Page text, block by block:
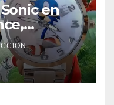
en
el que